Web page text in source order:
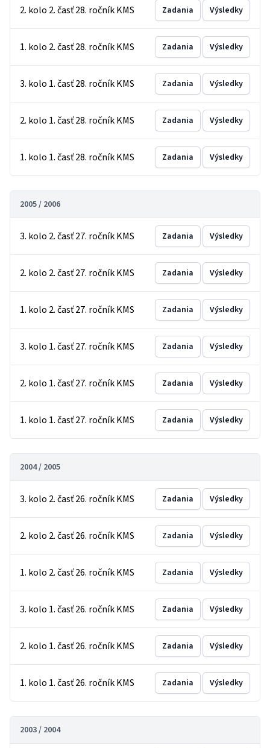
2. kolo 2. časť 28. ročník KMS Zadania Výsledky
1. kolo 2. časť 28. ročník KMS Zadania Výsledky
3. kolo 1. časť 28. ročník KMS Zadania Výsledky
2. kolo 1. časť 28. ročník KMS Zadania Výsledky
1. kolo 1. časť 28. ročník KMS Zadania Výsledky
2005 / 2006
3. kolo 2. časť 27. ročník KMS Zadania Výsledky
2. kolo 2. časť 27. ročník KMS Zadania Výsledky
1. kolo 2. časť 27. ročník KMS Zadania Výsledky
3. kolo 1. časť 27. ročník KMS Zadania Výsledky
2. kolo 1. časť 27. ročník KMS Zadania Výsledky
1. kolo 1. časť 27. ročník KMS Zadania Výsledky
2004 / 2005
3. kolo 2. časť 26. ročník KMS Zadania Výsledky
2. kolo 2. časť 26. ročník KMS Zadania Výsledky
1. kolo 2. časť 26. ročník KMS Zadania Výsledky
3. kolo 1. časť 26. ročník KMS Zadania Výsledky
2. kolo 1. časť 26. ročník KMS Zadania Výsledky
1. kolo 1. časť 26. ročník KMS Zadania Výsledky
2003 / 2004